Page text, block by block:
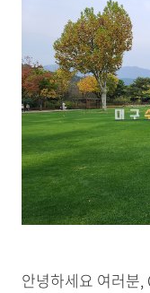
안녕하세요 여러분